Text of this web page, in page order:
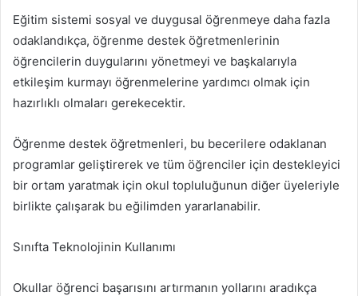
Eğitim sistemi sosyal ve duygusal öğrenmeye daha fazla
odaklandıkça, öğrenme destek öğretmenlerinin
öğrencilerin duygularını yönetmeyi ve başkalarıyla
etkileşim kurmayı öğrenmelerine yardımcı olmak için
hazırlıklı olmaları gerekecektir.
Öğrenme destek öğretmenleri, bu becerilere odaklanan
programlar geliştirerek ve tüm öğrenciler için destekleyici
bir ortam yaratmak için okul topluluğunun diğer üyeleriyle
birlikte çalışarak bu eğilimden yararlanabilir.
Sınıfta Teknolojinin Kullanımı
Okullar öğrenci başarısını artırmanın yollarını aradıkça